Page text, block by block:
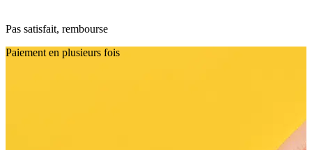
Pas satisfait, rembourse
Paiement en plusieurs fois